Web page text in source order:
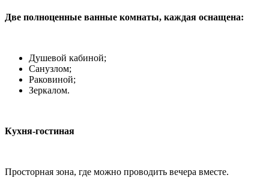
Две полноценные ванные комнаты, каждая оснащена:
Душевой кабиной;
Санузлом;
Раковиной;
Зеркалом.
Кухня-гостиная
Просторная зона, где можно проводить вечера вместе.